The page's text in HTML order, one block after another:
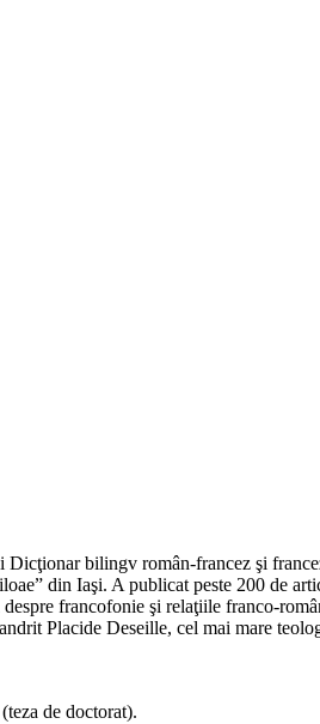
bilingv român-francez şi
din Iaşi. A publicat peste 200 de
francofonie şi relaţiile franco-
Placide Deseille, cel mai mare
de doctorat).